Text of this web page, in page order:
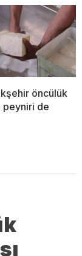
öncülük
peyniri de